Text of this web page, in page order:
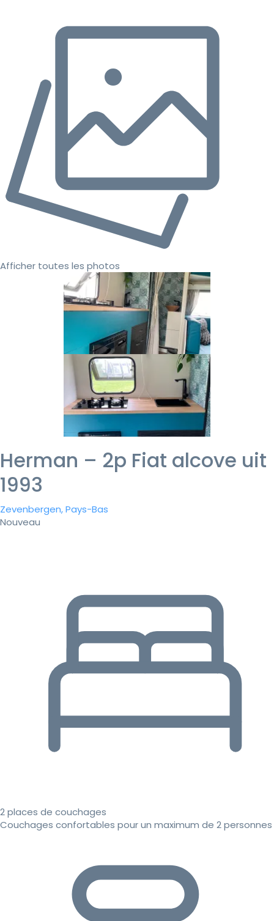
Afficher toutes les photos
Herman – 2p Fiat alcove uit
1993
Zevenbergen, Pays-Bas
Nouveau
2 places de couchages
Couchages confortables pour un maximum de 2 personnes